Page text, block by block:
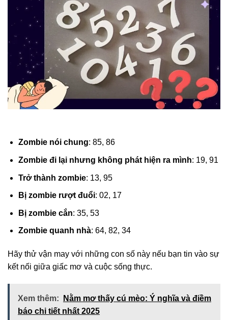
Zombie nói chung: 85, 86
Zombie đi lại nhưng không phát hiện ra mình: 19, 91
Trở thành zombie: 13, 95
Bị zombie rượt đuổi: 02, 17
Bị zombie cắn: 35, 53
Zombie quanh nhà: 64, 82, 34
Hãy thử vận may với những con số này nếu bạn tin vào sự
kết nối giữa giấc mơ và cuộc sống thực.
Xem thêm:
Nằm mơ thấy cú mèo: Ý nghĩa và điềm
báo chi tiết nhất 2025